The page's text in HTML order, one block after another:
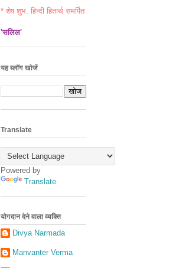
* शेष शुभ. हिन्दी हितार्थ समर्पित
'सलिल'
यह ब्लॉग खोजें
Translate
Powered by
Translate
योगदान देने वाला व्यक्ति
Divya Narmada
Manvanter Verma